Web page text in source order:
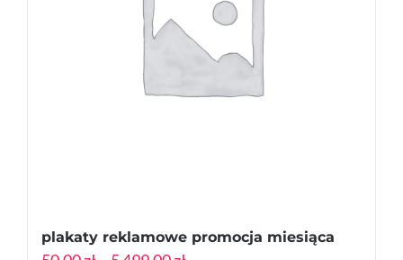
plakaty reklamowe promocja miesiąca